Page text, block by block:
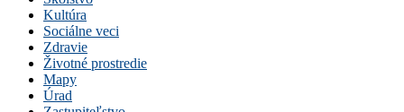
Kultúra
Sociálne veci
Zdravie
Životné prostredie
Mapy
Úrad